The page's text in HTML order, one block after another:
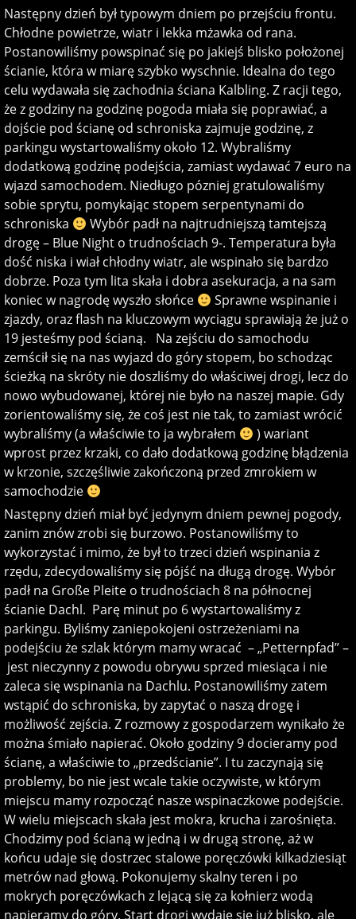
Następny dzień był typowym dniem po przejściu frontu.
Chłodne powietrze, wiatr i lekka mżawka od rana.
Postanowiliśmy powspinać się po jakiejś blisko położonej
ścianie, która w miarę szybko wyschnie. Idealna do tego
celu wydawała się zachodnia ściana Kalbling. Z racji tego,
że z godziny na godzinę pogoda miała się poprawiać, a
dojście pod ścianę od schroniska zajmuje godzinę, z
parkingu wystartowaliśmy około 12. Wybraliśmy
dodatkową godzinę podejścia, zamiast wydawać 7 euro na
wjazd samochodem. Niedługo pózniej gratulowaliśmy
sobie sprytu, pomykając stopem serpentynami do
schroniska
Wybór padł na najtrudniejszą tamtejszą
drogę – Blue Night o trudnościach 9-. Temperatura była
dość niska i wiał chłodny wiatr, ale wspinało się bardzo
dobrze. Poza tym lita skała i dobra asekuracja, a na sam
koniec w nagrodę wyszło słońce
Sprawne wspinanie i
zjazdy, oraz flash na kluczowym wyciągu sprawiają że już o
19 jesteśmy pod ścianą. Na zejściu do samochodu
zemścił się na nas wyjazd do góry stopem, bo schodząc
ścieżką na skróty nie doszliśmy do właściwej drogi, lecz do
nowo wybudowanej, której nie było na naszej mapie. Gdy
zorientowaliśmy się, że coś jest nie tak, to zamiast wrócić
wybraliśmy (a właściwie to ja wybrałem
) wariant
wprost przez krzaki, co dało dodatkową godzinę błądzenia
w krzonie, szczęśliwie zakończoną przed zmrokiem w
samochodzie
Następny dzień miał być jedynym dniem pewnej pogody,
zanim znów zrobi się burzowo. Postanowiliśmy to
wykorzystać i mimo, że był to trzeci dzień wspinania z
rzędu, zdecydowaliśmy się pójść na długą drogę. Wybór
padł na Große Pleite o trudnościach 8 na północnej
ścianie Dachl. Parę minut po 6 wystartowaliśmy z
parkingu. Byliśmy zaniepokojeni ostrzeżeniami na
podejściu że szlak którym mamy wracać – „Petternpfad” –
jest nieczynny z powodu obrywu sprzed miesiąca i nie
zaleca się wspinania na Dachlu. Postanowiliśmy zatem
wstąpić do schroniska, by zapytać o naszą drogę i
możliwość zejścia. Z rozmowy z gospodarzem wynikało że
można śmiało napierać. Około godziny 9 docieramy pod
ścianę, a właściwie to „przedścianie”. I tu zaczynają się
problemy, bo nie jest wcale takie oczywiste, w którym
miejscu mamy rozpocząć nasze wspinaczkowe podejście.
W wielu miejscach skała jest mokra, krucha i zarośnięta.
Chodzimy pod ścianą w jedną i w drugą stronę, aż w
końcu udaje się dostrzec stalowe poręczówki kilkadziesiąt
metrów nad głową. Pokonujemy skalny teren i po
mokrych poręczówkach z lejącą się za kołnierz wodą
napieramy do góry. Start drogi wydaje się już blisko, ale